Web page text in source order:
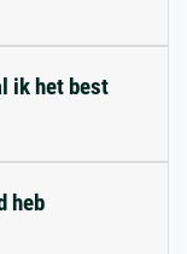
ik het best
heb